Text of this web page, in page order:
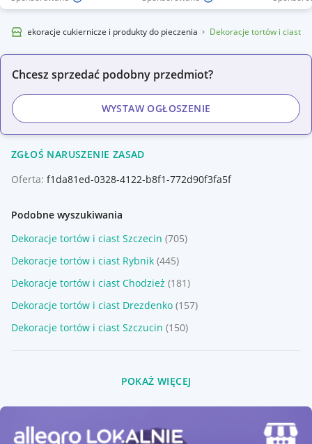
Dekoracje cukiernicze i produkty do pieczenia Dekoracje tortów i ciast
Chcesz sprzedać podobny przedmiot?
WYSTAW OGŁOSZENIE
ZGŁOŚ NARUSZENIE ZASAD
Oferta: f1da81ed-0328-4122-b8f1-772d90f3fa5f
Podobne wyszukiwania
Dekoracje tortów i ciast Szczecin (705)
Dekoracje tortów i ciast Rybnik (445)
Dekoracje tortów i ciast Chodzież (181)
Dekoracje tortów i ciast Drezdenko (157)
Dekoracje tortów i ciast Szczucin (150)
POKAŻ WIĘCEJ